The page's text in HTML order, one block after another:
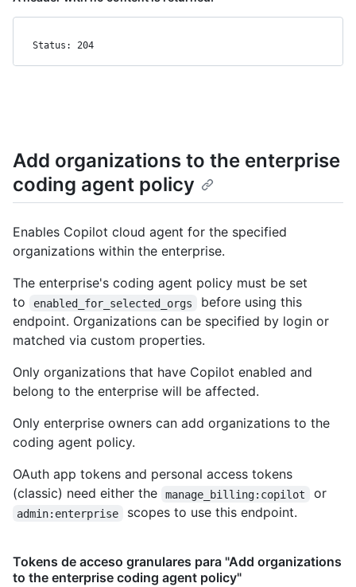
Status: 204
Add organizations to the enterprise
coding agent policy
Enables Copilot cloud agent for the specified
organizations within the enterprise.
The enterprise's coding agent policy must be set
to
enabled_for_selected_orgs
before using this
endpoint. Organizations can be specified by login or
matched via custom properties.
Only organizations that have Copilot enabled and
belong to the enterprise will be affected.
Only enterprise owners can add organizations to the
coding agent policy.
OAuth app tokens and personal access tokens
(classic) need either the
manage_billing:copilot or
admin:enterprise scopes to use this endpoint.
Tokens de acceso granulares para "Add organizations
to the enterprise coding agent policy"